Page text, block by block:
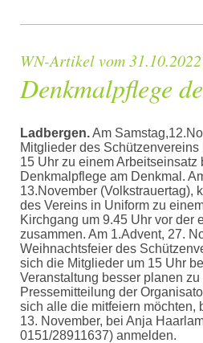
WN-Artikel vom 31.10.2022
Denkmalpflege
Ladbergen.Am
Mitglieder des
15 Uhr zu einem
Denkmalpflege am Denkmal.
13.November (Volkstrauertag),
des Vereins in Uniform zu
Kirchgang um 9.45 Uhr vor der
zusammen. Am 1.Advent, 27.
Weihnachtsfeier des
sich die Mitglieder um 15 Uhr
Veranstaltung besser planen
Pressemitteilung der
sich alle die mitfeiern möchten,
13. November, bei Anja
0151/28911637) anmelden.